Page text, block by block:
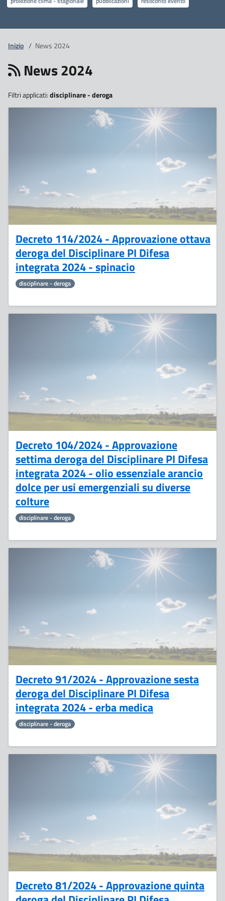
Inizio / News 2024
News 2024
Filtri applicati:disciplinare - deroga
Decreto 114/2024 - Approvazione ottava
deroga del Disciplinare PI Difesa
integrata 2024 - spinacio
disciplinare - deroga
Decreto 104/2024 - Approvazione
settima deroga del Disciplinare PI Difesa
integrata 2024 - olio essenziale arancio
dolce per usi emergenziali su diverse
colture
disciplinare - deroga
Decreto 91/2024 - Approvazione sesta
deroga del Disciplinare PI Difesa
integrata 2024 - erba medica
disciplinare - deroga
Decreto 81/2024 - Approvazione quinta